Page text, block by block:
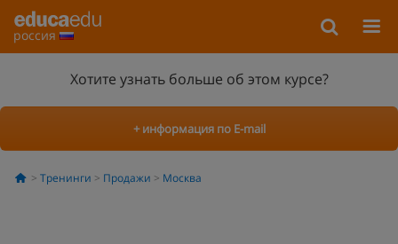
россия
Хотите узнать больше об этом курсе?
+ информация по E-mail
Тренинги Продажи Москва